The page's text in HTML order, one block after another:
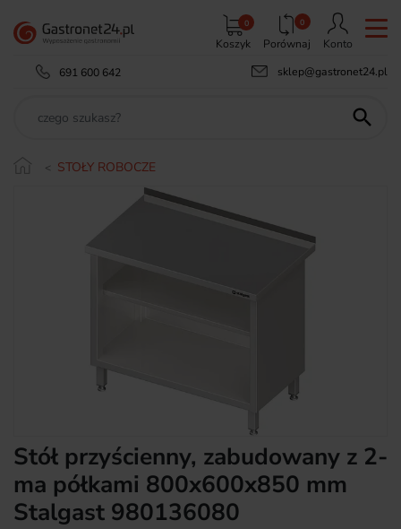
Koszyk
0 0
Porównaj
Konto
691 600 642
sklep@gastronet24.pl

STOŁY ROBOCZE
Stół przyścienny, zabudowany z 2-
ma półkami 800x600x850 mm
Stalgast 980136080